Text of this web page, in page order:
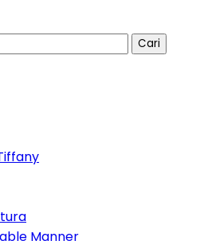
Manner